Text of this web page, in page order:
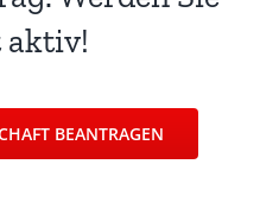
aktiv!
BEANTRAGEN